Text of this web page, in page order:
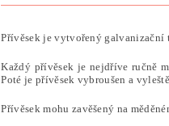
Přívěsek je vytvořený
Každý přívěsek je nejdříve ručně
Poté je přívěsek vybroušen a
Přívěsek mohu zavěšený na